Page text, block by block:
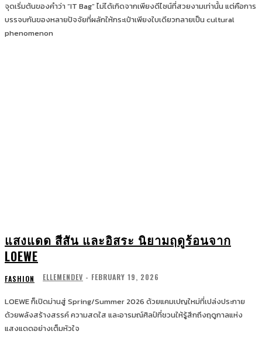
จุดเริ่มต้นของคำว่า “IT Bag” ไม่ได้เกิดจากเพียงดีไซน์ที่สวยงามเท่านั้น แต่คือการ
บรรจบกันของหลายปัจจัยที่ผลักให้กระเป๋าเพียงใบเดียวกลายเป็น cultural
phenomenon
แสงแดด สีสัน และอิสระ นิยามฤดูร้อนจาก
LOEWE
FASHION ELLEMENDEV - FEBRUARY 19, 2026
LOEWE ก็เปิดม่านสู่ Spring/Summer 2026 ด้วยแคมเปญใหม่ที่เปล่งประกาย
ด้วยพลังสร้างสรรค์ ความสดใส และอารมณ์ศิลป์ที่ชวนให้รู้สึกถึงฤดูกาลแห่ง
แสงแดดอย่างเต็มหัวใจ